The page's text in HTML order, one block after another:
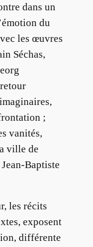
dans un
du
les œuvres
Séchas,
;
vanités,
ville de
Baptiste
les récits
exposent
différente